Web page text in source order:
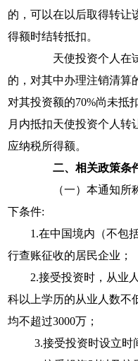
的，可以在以后取得转让
得额时结转抵扣。
天使投资个人在试
的，对其中办理注销清算
对其投资额的70%尚未抵
月内抵扣天使投资个人转
应纳税所得额。
二、相关政策条
（一）本通知所
下条件:
1.在中国境内（不包
行查账征收的居民企业；
2.接受投资时，从业
科以上学历的从业人数不
均不超过3000万；
3.接受投资时设立时